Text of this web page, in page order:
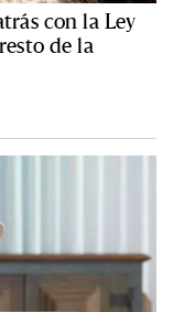
con la Ley
de la